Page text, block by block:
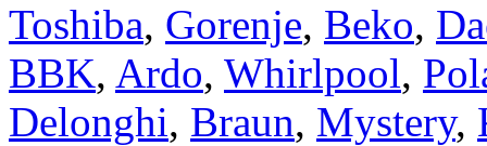
Toshiba, Gorenje, Beko,
BBK, Ardo, Whirlpool,
Delonghi, Braun, Mystery,